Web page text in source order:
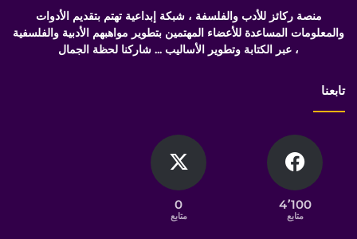
منصة ركائز للأدب والفلسفة ، شبكة إبداعية تهتم بتقديم الأدوات
والمعلومات المساعدة للأعضاء المهتمين بتطوير مواهبهم الأدبية والفلسفية
، عبر الكتابة وتطوير الأساليب ... شاركنا لحظة الجمال
تابعنا
4٬100
متابع
0
متابع